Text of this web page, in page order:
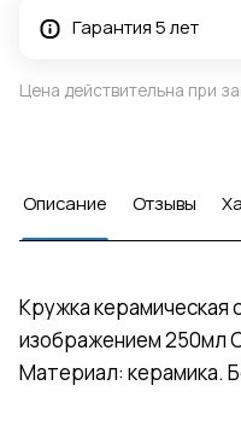
Гарантия 5 лет
Цена действительна при
Описание Отзывы
Кружка керамическая
изображением
Материал: керамика.